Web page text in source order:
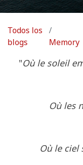
Todos los
blogs
Memory
"Où le soleil
Où les
Où le ciel